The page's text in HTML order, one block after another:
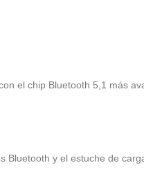
el chip Bluetooth 5,1 más
y el estuche de